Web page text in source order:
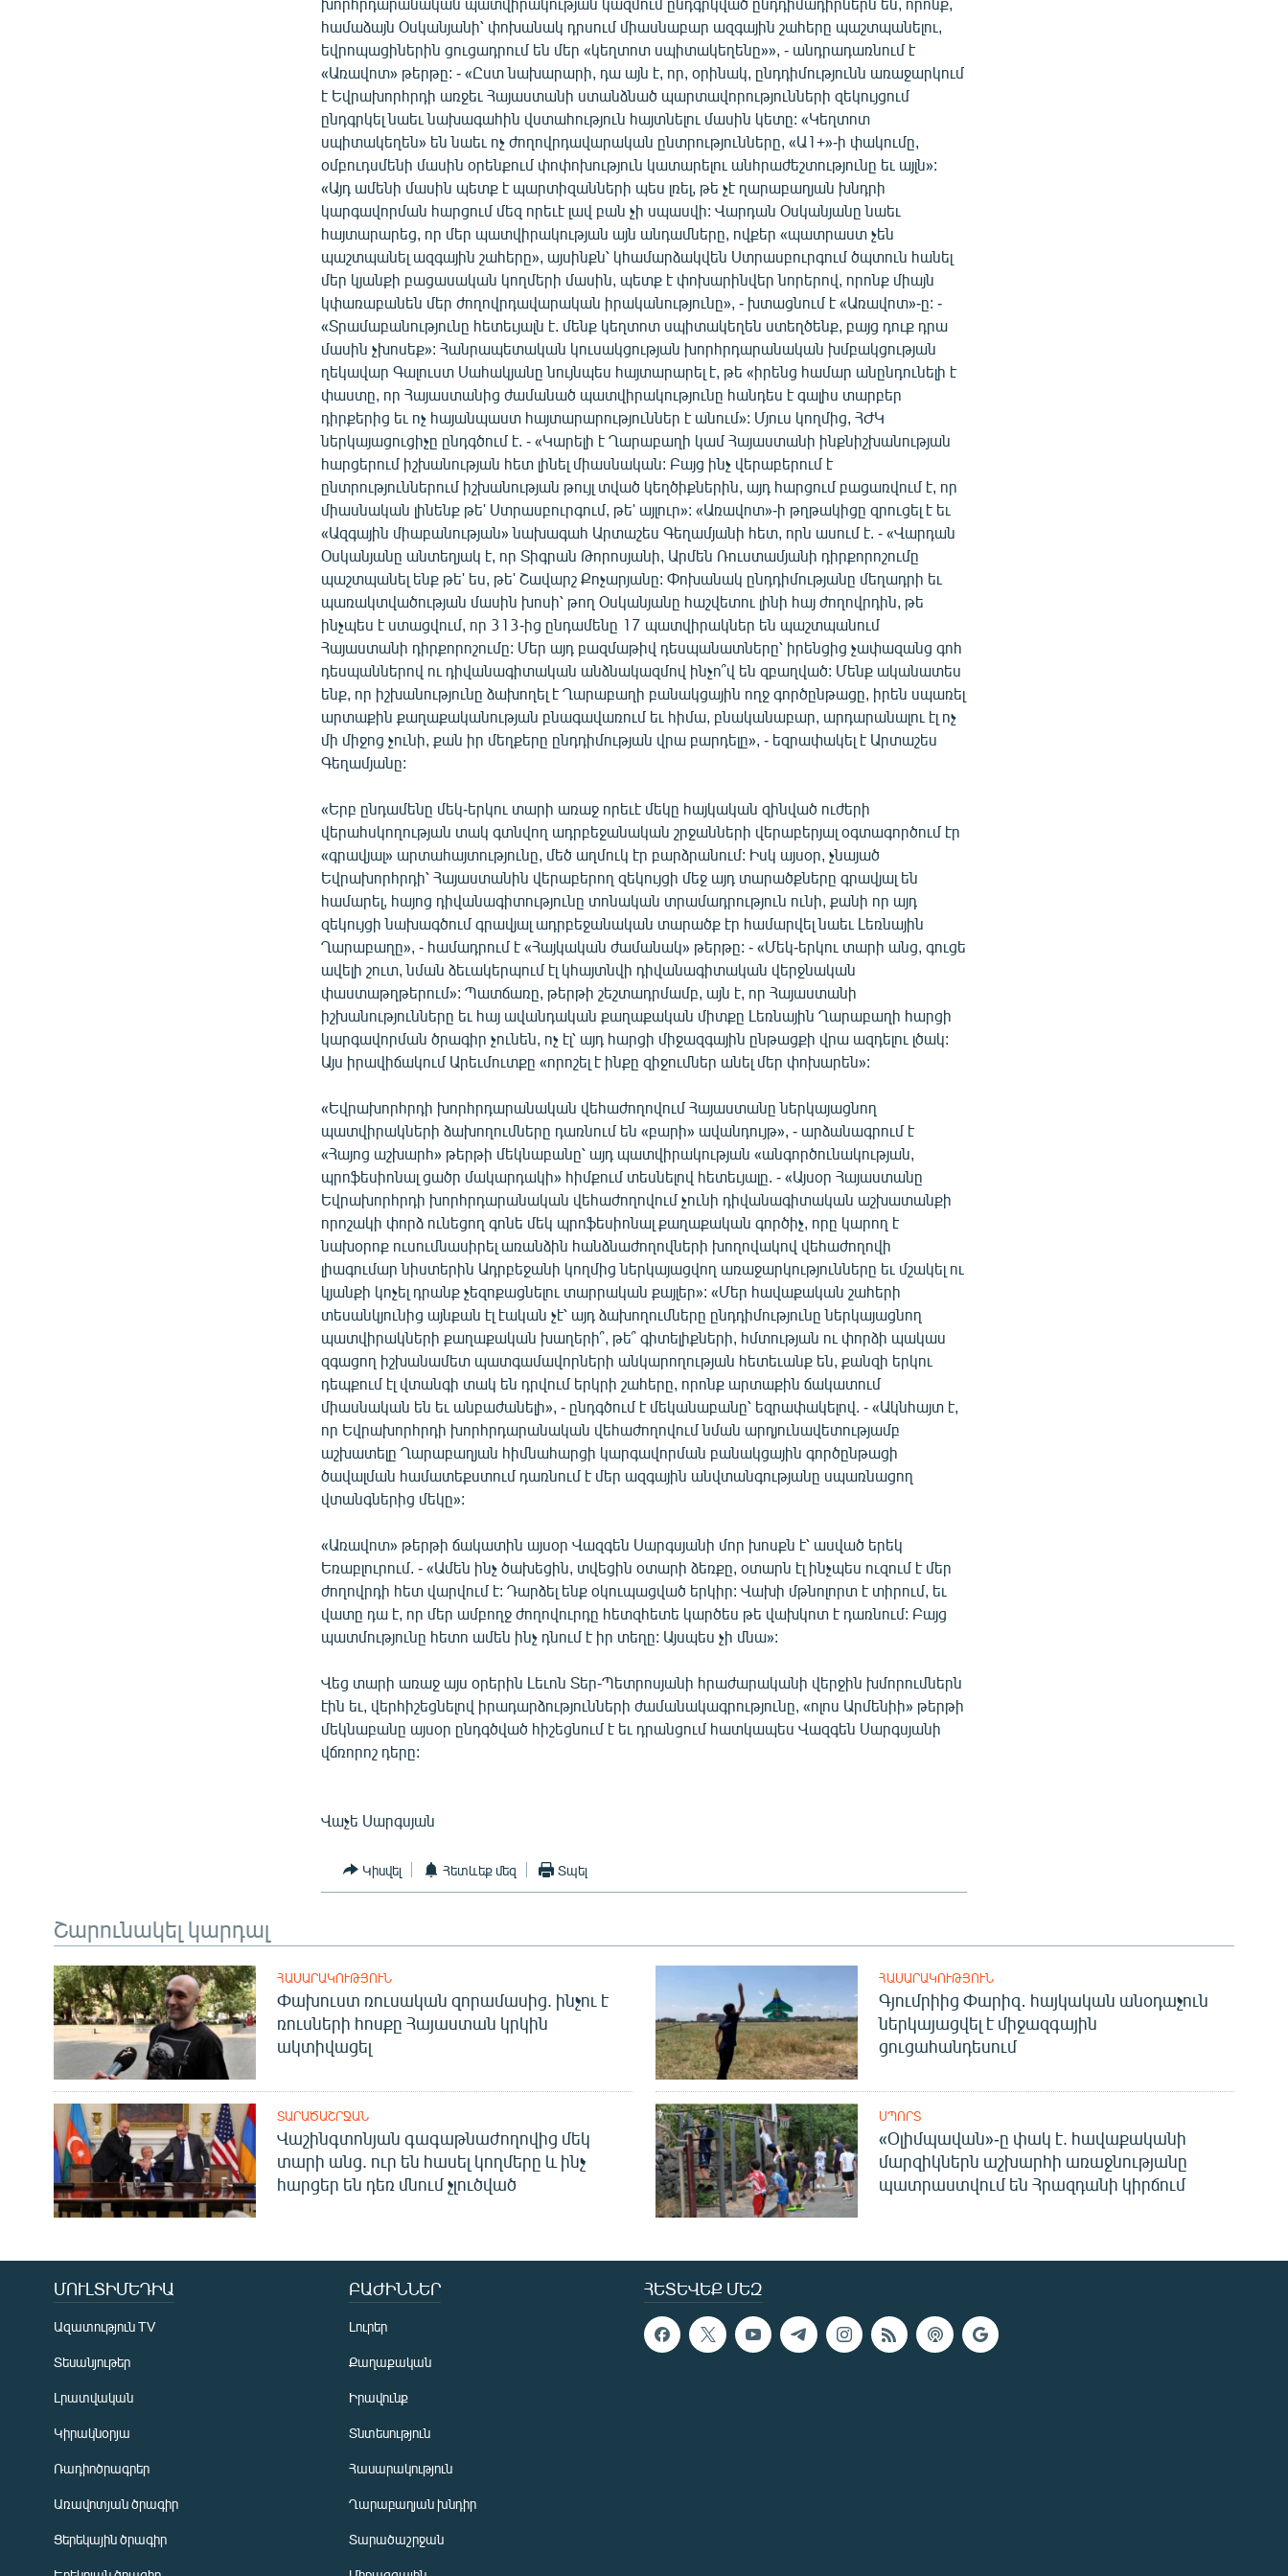
համաձայն Օսկանյանի՝ փոխանակ դրսում միասնաբար ազգային շահերը պաշտպանելու,
եվրոպացիներին ցուցադրում են մեր «կեղտոտ սպիտակեղենը»», - անդրադառնում է
«Առավոտ» թերթը: - «Ըստ նախարարի, դա այն է, որ, օրինակ, ընդդիմությունն առաջարկում
է Եվրախորհրդի առջեւ Հայաստանի ստանձնած պարտավորությունների զեկույցում
ընդգրկել նաեւ նախագահին վստահություն հայտնելու մասին կետը: «Կեղտոտ
սպիտակեղեն» են նաեւ ոչ ժողովրդավարական ընտրությունները, «Ա1+»-ի փակումը,
օմբուդսմենի մասին օրենքում փոփոխություն կատարելու անհրաժեշտությունը եւ այլն»:
«Այդ ամենի մասին պետք է պարտիզանների պես լռել, թե չէ ղարաբաղյան խնդրի
կարգավորման հարցում մեզ որեւէ լավ բան չի սպասվի: Վարդան Օսկանյանը նաեւ
հայտարարեց, որ մեր պատվիրակության այն անդամները, ովքեր «պատրաստ չեն
պաշտպանել ազգային շահերը», այսինքն՝ կհամարձակվեն Ստրասբուրգում ծպտուն հանել
մեր կյանքի բացասական կողմերի մասին, պետք է փոխարինվեր նորերով, որոնք միայն
կփառաբանեն մեր ժողովրդավարական իրականությունը», - խտացնում է «Առավոտ»-ը: -
«Տրամաբանությունը հետեւյալն է. մենք կեղտոտ սպիտակեղեն ստեղծենք, բայց դուք դրա
մասին չխոսեք»: Հանրապետական կուսակցության խորհրդարանական խմբակցության
ղեկավար Գալուստ Սահակյանը նույնպես հայտարարել է, թե «իրենց համար անընդունելի է
փաստը, որ Հայաստանից ժամանած պատվիրակությունը հանդես է գալիս տարբեր
դիրքերից եւ ոչ հայանպաստ հայտարարություններ է անում»: Մյուս կողմից, ՀԺԿ
ներկայացուցիչը ընդգծում է. - «Կարելի է Ղարաբաղի կամ Հայաստանի ինքնիշխանության
հարցերում իշխանության հետ լինել միասնական: Բայց ինչ վերաբերում է
ընտրություններում իշխանության թույլ տված կեղծիքներին, այդ հարցում բացառվում է, որ
միասնական լինենք թե' Ստրասբուրգում, թե' այլուր»: «Առավոտ»-ի թղթակիցը զրուցել է եւ
«Ազգային միաբանության» նախագահ Արտաշես Գեղամյանի հետ, որն ասում է. - «Վարդան
Օսկանյանը անտեղյակ է, որ Տիգրան Թորոսյանի, Արմեն Ռուստամյանի դիրքորոշումը
պաշտպանել ենք թե' ես, թե' Շավարշ Քոչարյանը: Փոխանակ ընդդիմությանը մեղադրի եւ
պառակտվածության մասին խոսի՝ թող Օսկանյանը հաշվետու լինի հայ ժողովրդին, թե
ինչպես է ստացվում, որ 313-ից ընդամենը 17 պատվիրակներ են պաշտպանում
Հայաստանի դիրքորոշումը: Մեր այդ բազմաթիվ դեսպանատները՝ իրենցից չափազանց գոհ
դեսպաններով ու դիվանագիտական անձնակազմով ինչո՞վ են զբաղված: Մենք ականատես
ենք, որ իշխանությունը ձախողել է Ղարաբաղի բանակցային ողջ գործընթացը, իրեն սպառել
արտաքին քաղաքականության բնագավառում եւ հիմա, բնականաբար, արդարանալու էլ ոչ
մի միջոց չունի, քան իր մեղքերը ընդդիմության վրա բարդելը», - եզրափակել է Արտաշես
Գեղամյանը:
«Երբ ընդամենը մեկ-երկու տարի առաջ որեւէ մեկը հայկական զինված ուժերի
վերահսկողության տակ գտնվող ադրբեջանական շրջանների վերաբերյալ օգտագործում էր
«գրավյալ» արտահայտությունը, մեծ աղմուկ էր բարձրանում: Իսկ այսօր, չնայած
Եվրախորհրդի՝ Հայաստանին վերաբերող զեկույցի մեջ այդ տարածքները գրավյալ են
համարել, հայոց դիվանագիտությունը տոնական տրամադրություն ունի, քանի որ այդ
զեկույցի նախագծում գրավյալ ադրբեջանական տարածք էր համարվել նաեւ Լեռնային
Ղարաբաղը», - համադրում է «Հայկական ժամանակ» թերթը: - «Մեկ-երկու տարի անց, գուցե
ավելի շուտ, նման ձեւակերպում էլ կհայտնվի դիվանագիտական վերջնական
փաստաթղթերում»: Պատճառը, թերթի շեշտադրմամբ, այն է, որ Հայաստանի
իշխանությունները եւ հայ ավանդական քաղաքական միտքը Լեռնային Ղարաբաղի հարցի
կարգավորման ծրագիր չունեն, ոչ էլ՝ այդ հարցի միջազգային ընթացքի վրա ազդելու լծակ:
Այս իրավիճակում Արեւմուտքը «որոշել է ինքը զիջումներ անել մեր փոխարեն»:
«Եվրախորհրդի խորհրդարանական վեհաժողովում Հայաստանը ներկայացնող
պատվիրակների ձախողումները դառնում են «բարի» ավանդույթ», - արձանագրում է
«Հայոց աշխարհ» թերթի մեկնաբանը՝ այդ պատվիրակության «անգործունակության,
պրոֆեսիոնալ ցածր մակարդակի» հիմքում տեսնելով հետեւյալը. - «Այսօր Հայաստանը
Եվրախորհրդի խորհրդարանական վեհաժողովում չունի դիվանագիտական աշխատանքի
որոշակի փորձ ունեցող գոնե մեկ պրոֆեսիոնալ քաղաքական գործիչ, որը կարող է
նախօրոք ուսումնասիրել առանձին հանձնաժողովների խողովակով վեհաժողովի
լիագումար նիստերին Ադրբեջանի կողմից ներկայացվող առաջարկությունները եւ մշակել ու
կյանքի կոչել դրանք չեզոքացնելու տարրական քայլեր»: «Մեր հավաքական շահերի
տեսանկյունից այնքան էլ էական չէ՝ այդ ձախողումները ընդդիմությունը ներկայացնող
պատվիրակների քաղաքական խաղերի՞, թե՞ գիտելիքների, հմտության ու փորձի պակաս
զգացող իշխանամետ պատգամավորների անկարողության հետեւանք են, քանզի երկու
դեպքում էլ վտանգի տակ են դրվում երկրի շահերը, որոնք արտաքին ճակատում
միասնական են եւ անբաժանելի», - ընդգծում է մեկանաբանը՝ եզրափակելով. - «Ակնհայտ է,
որ Եվրախորհրդի խորհրդարանական վեհաժողովում նման արդյունավետությամբ
աշխատելը Ղարաբաղյան հիմնահարցի կարգավորման բանակցային գործընթացի
ծավալման համատեքստում դառնում է մեր ազգային անվտանգությանը սպառնացող
վտանգներից մեկը»:
«Առավոտ» թերթի ճակատին այսօր Վազգեն Սարգսյանի մոր խոսքն է՝ ասված երեկ
Եռաբլուրում. - «Ամեն ինչ ծախեցին, տվեցին օտարի ձեռքը, օտարն էլ ինչպես ուզում է մեր
ժողովրդի հետ վարվում է: Դարձել ենք օկուպացված երկիր: Վախի մթնոլորտ է տիրում, եւ
վատը դա է, որ մեր ամբողջ ժողովուրդը հետզհետե կարծես թե վախկոտ է դառնում: Բայց
պատմությունը հետո ամեն ինչ դնում է իր տեղը: Այսպես չի մնա»:
Վեց տարի առաջ այս օրերին Լեւոն Տեր-Պետրոսյանի հրաժարականի վերջին խմորումներն
էին եւ, վերհիշեցնելով իրադարձությունների ժամանակագրությունը, «ոլոս Արմենիի» թերթի
մեկնաբանը այսօր ընդգծված հիշեցնում է եւ դրանցում հատկապես Վազգեն Սարգսյանի
վճռորոշ դերը:
Վաչե Սարգսյան
Կիսվել Հետևեք մեզ Տպել
Շարունակել կարդալ
ՀԱՍԱՐԱԿՈՒԹՅՈՒՆ
Փախուստ ռուսական զորամասից. ինչու է
ռուսների հոսքը Հայաստան կրկին
ակտիվացել
ՀԱՍԱՐԱԿՈՒԹՅՈՒՆ
Գյումրիից Փարիզ․ հայկական անօդաչուն
ներկայացվել է միջազգային
ցուցահանդեսում
ՏԱՐԱԾԱՇՐՋԱՆ
Վաշինգտոնյան գագաթնաժողովից մեկ
տարի անց. ուր են հասել կողմերը և ինչ
հարցեր են դեռ մնում չլուծված
ՍՊՈՐՏ
«Օլիմպավան»-ը փակ է. հավաքականի
մարզիկներն աշխարհի առաջնությանը
պատրաստվում են Հրազդանի կիրճում
ՀԵՏԵՎԵՔ ՄԵԶ
ՄՈՒԼՏԻՄԵԴԻԱ
Ազատություն TV
Տեսանյութեր
Լրատվական
Կիրակնօրյա
Ռադիոծրագրեր
Առավոտյան ծրագիր
Ցերեկային ծրագիր
ԲԱԺԻՆՆԵՐ
Լուրեր
Քաղաքական
Իրավունք
Տնտեսություն
Հասարակություն
Ղարաբաղյան խնդիր
Տարածաշրջան